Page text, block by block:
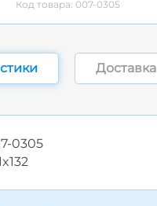
Код товара: 007-0305
Доставка
0305